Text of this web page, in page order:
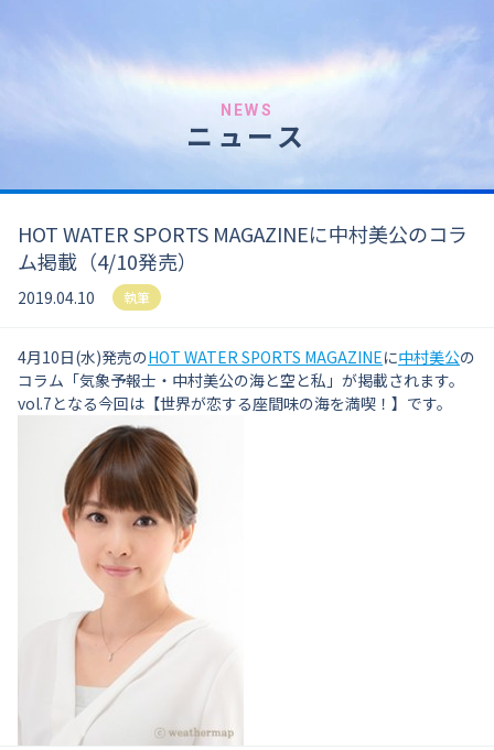
NEWS
ニュース
HOT WATER SPORTS MAGAZINEに中村美公のコラ
ム掲載（4/10発売）
2019.04.10 執筆
4月10日(水)発売のHOT WATER SPORTS MAGAZINEに中村美公の
コラム「気象予報士・中村美公の海と空と私」が掲載されます。
vol.7となる今回は【世界が恋する座間味の海を満喫！】です。